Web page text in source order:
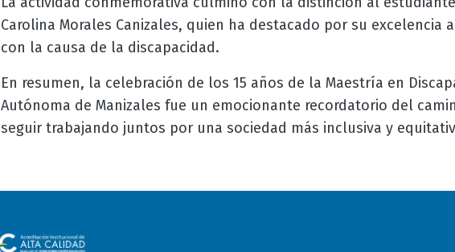
Carolina Morales Canizales, quien ha destacado por su excelencia
con la causa de la discapacidad.
En resumen, la celebración de los 15 años de la Maestría en
Autónoma de Manizales fue un emocionante recordatorio del
seguir trabajando juntos por una sociedad más inclusiva y